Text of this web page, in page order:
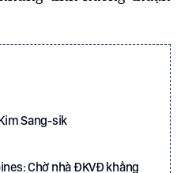
Sang-sik
Chờ nhà ĐKVĐ khẳng